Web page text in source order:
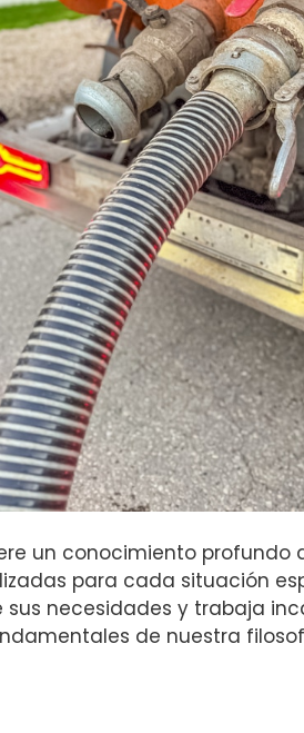
un conocimiento profundo
para cada situación
necesidades y trabaja
de nuestra